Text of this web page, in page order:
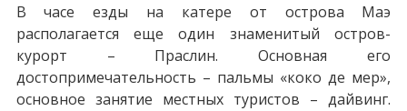
В часе езды на катере от острова Маэ
располагается еще один знаменитый остров-
курорт – Праслин. Основная его
достопримечательность – пальмы «коко де мер»,
основное занятие местных туристов – дайвинг.